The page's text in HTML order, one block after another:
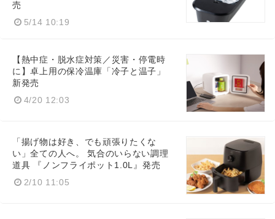
売
5/14 10:19
【熱中症・脱水症対策／災害・停電時
に】卓上用の保冷温庫「冷子と温子」
新発売
4/20 12:03
「揚げ物は好き、でも頑張りたくな
い」全ての人へ。 気合のいらない調理
道具 『ノンフライポット1.0L』発売
2/10 11:05